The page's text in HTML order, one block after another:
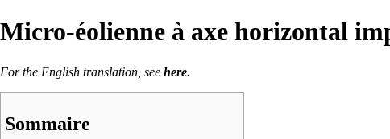
Micro-éolienne à axe horizontal
For the English translation, see here.
Sommaire